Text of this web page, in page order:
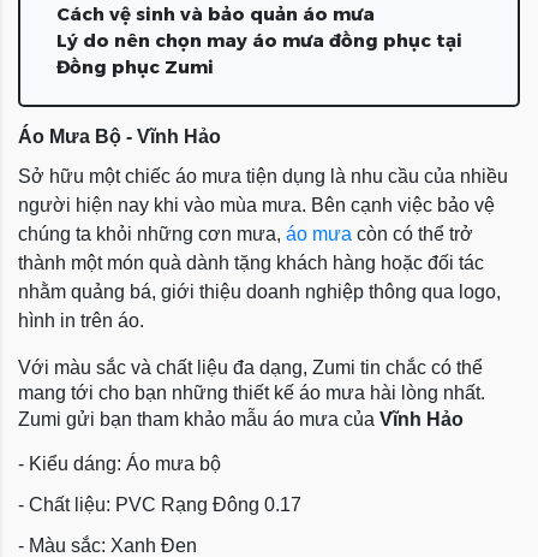
Cách vệ sinh và bảo quản áo mưa
Lý do nên chọn may áo mưa đồng phục tại
Đồng phục Zumi
Áo Mưa Bộ - Vĩnh Hảo
Sở hữu một chiếc áo mưa tiện dụng là nhu cầu của nhiều
người hiện nay khi vào mùa mưa. Bên cạnh việc bảo vệ
chúng ta khỏi những cơn mưa, áo mưa còn có thể trở
thành một món quà dành tặng khách hàng hoặc đối tác
nhằm quảng bá, giới thiệu doanh nghiệp thông qua logo,
hình in trên áo.
Với màu sắc và chất liệu đa dạng, Zumi tin chắc có thể
mang tới cho bạn những thiết kế áo mưa hài lòng nhất.
Zumi gửi bạn tham khảo mẫu áo mưa của Vĩnh Hảo
- Kiểu dáng: Áo mưa bộ
- Chất liệu: PVC Rạng Đông 0.17
- Màu sắc: Xanh Đen